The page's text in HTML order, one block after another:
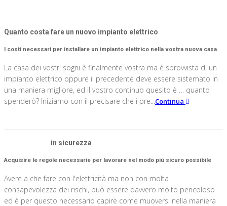
Quanto costa fare un nuovo impianto elettrico
I costi necessari per installare un impianto elettrico nella vostra nuova casa
La casa dei vostri sogni è finalmente vostra ma è sprovvista di un
impianto elettrico oppure il precedente deve essere sistemato in
una maniera migliore, ed il vostro continuo quesito è … quanto
spenderò? Iniziamo con il precisare che i pre...Continua
in sicurezza
Acquisire le regole necessarie per lavorare nel modo più sicuro possibile
Avere a che fare con l'elettricità ma non con molta
consapevolezza dei rischi, può essere davvero molto pericoloso
ed è per questo necessario capire come muoversi nella maniera